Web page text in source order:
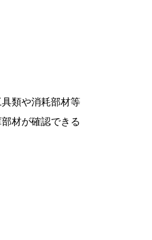
類や消耗部材等
材が確認できる